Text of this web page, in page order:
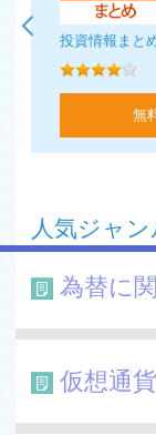
投資情報まと
無
人気ジャ
為替に
仮想通貨